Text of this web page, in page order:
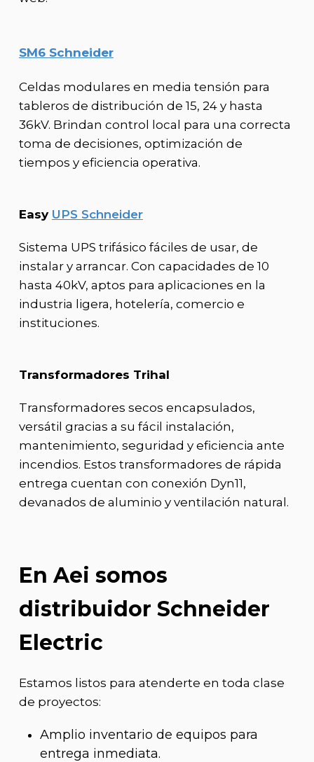
SM6 Schneider
Celdas modulares en media tensión para
tableros de distribución de 15, 24 y hasta
36kV. Brindan control local para una correcta
toma de decisiones, optimización de
tiempos y eficiencia operativa.
Easy UPS Schneider
Sistema UPS trifásico fáciles de usar, de
instalar y arrancar. Con capacidades de 10
hasta 40kV, aptos para aplicaciones en la
industria ligera, hotelería, comercio e
instituciones.
Transformadores Trihal
Transformadores secos encapsulados,
versátil gracias a su fácil instalación,
mantenimiento, seguridad y eficiencia ante
incendios. Estos transformadores de rápida
entrega cuentan con conexión Dyn11,
devanados de aluminio y ventilación natural.
En Aei somos
distribuidor Schneider
Electric
Estamos listos para atenderte en toda clase
de proyectos:
Amplio inventario de equipos para
entrega inmediata.